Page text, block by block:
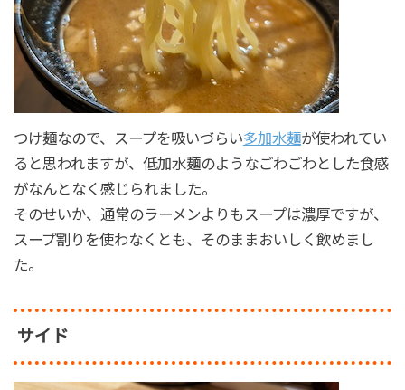
つけ麺なので、スープを吸いづらい多加水麺が使われてい
ると思われますが、低加水麺のようなごわごわとした食感
がなんとなく感じられました。
そのせいか、通常のラーメンよりもスープは濃厚ですが、
スープ割りを使わなくとも、そのままおいしく飲めまし
た。
サイド